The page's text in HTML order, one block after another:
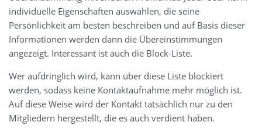
individuelle Eigenschaften auswählen, die seine
Persönlichkeit am besten beschreiben und auf Basis dieser
Informationen werden dann die Übereinstimmungen
angezeigt. Interessant ist auch die Block-Liste.
Wer aufdringlich wird, kann über diese Liste blockiert
werden, sodass keine Kontaktaufnahme mehr möglich ist.
Auf diese Weise wird der Kontakt tatsächlich nur zu den
Mitgliedern hergestellt, die es auch verdient haben.